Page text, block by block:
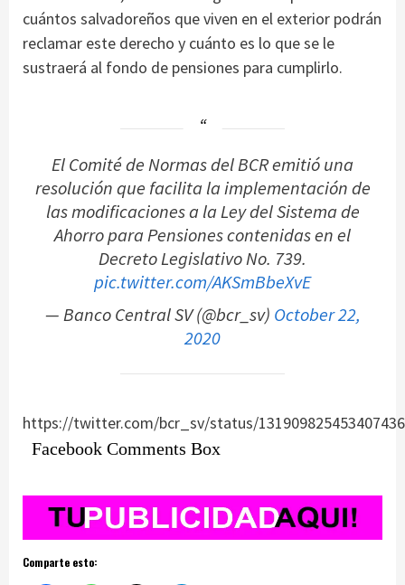
cuántos salvadoreños que viven en el exterior podrán
reclamar este derecho y cuánto es lo que se le
sustraerá al fondo de pensiones para cumplirlo.
El Comité de Normas del BCR emitió una
resolución que facilita la implementación de
las modificaciones a la Ley del Sistema de
Ahorro para Pensiones contenidas en el
Decreto Legislativo No. 739.
pic.twitter.com/AKSmBbeXvE
— Banco Central SV (@bcr_sv) October 22,
2020
https://twitter.com/bcr_sv/status/
Facebook Comments Box
Comparte esto: